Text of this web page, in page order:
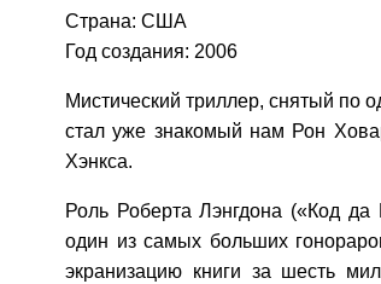
Страна: США
Год создания: 2006
Мистический триллер, снятый по
стал уже знакомый нам Рон
Хэнкса.
Роль Роберта Лэнгдона («Код
один из самых больших
экранизацию книги за шесть